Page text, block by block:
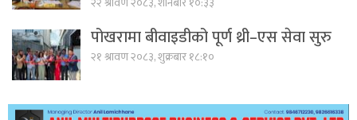
पोखरामा बीवाइडीको पूर्ण थ्री–एस सेवा सुरु
२१ श्रावण २०८३, शुक्रबार १८:१०